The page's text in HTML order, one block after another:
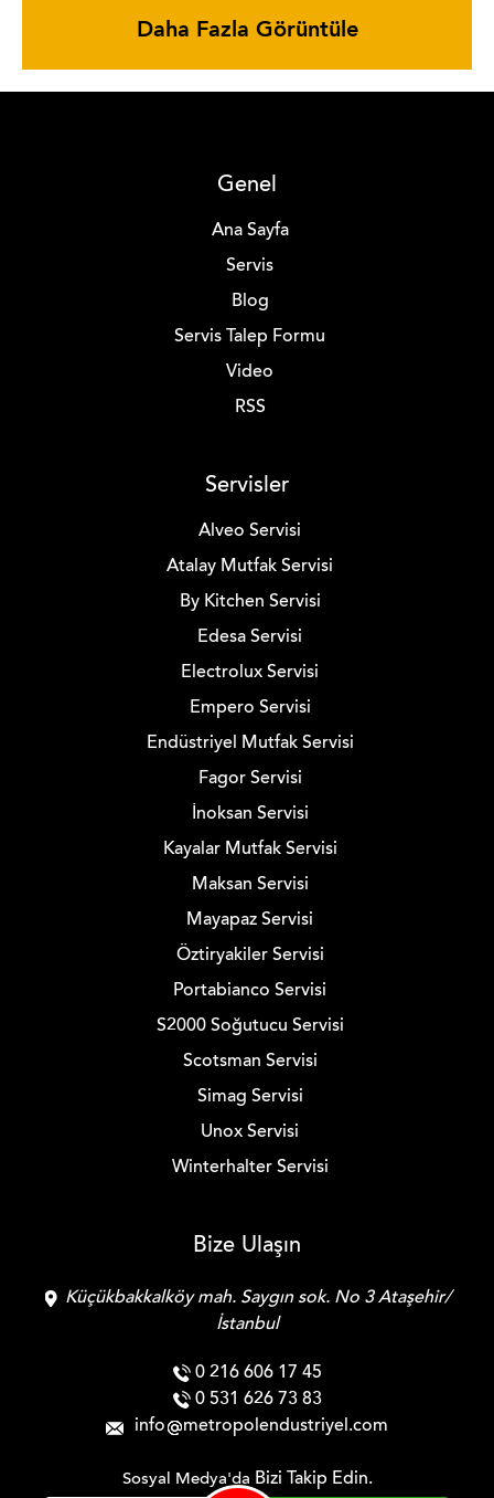
Daha Fazla Görüntüle
Genel
Ana Sayfa
Servis
Blog
Servis Talep Formu
Video
RSS
Servisler
Alveo Servisi
Atalay Mutfak Servisi
By Kitchen Servisi
Edesa Servisi
Electrolux Servisi
Empero Servisi
Endüstriyel Mutfak Servisi
Fagor Servisi
İnoksan Servisi
Kayalar Mutfak Servisi
Maksan Servisi
Mayapaz Servisi
Öztiryakiler Servisi
Portabianco Servisi
S2000 Soğutucu Servisi
Scotsman Servisi
Simag Servisi
Unox Servisi
Winterhalter Servisi
Bize Ulaşın
Küçükbakkalköy mah. Saygın sok. No 3 Ataşehir/
İstanbul
0 216 606 17 45
0 531 626 73 83
info
metropolendustriyel.com
Sosyal Medya'da Bizi Takip Edin.